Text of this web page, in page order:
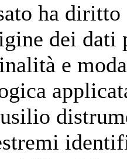
ha
dei dati
e